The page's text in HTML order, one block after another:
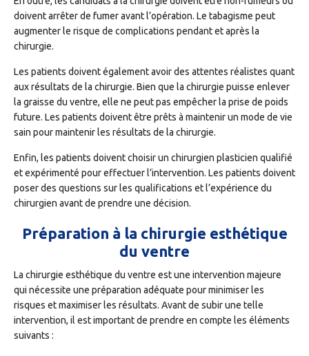
doivent arrêter de fumer avant l’opération. Le tabagisme peut
augmenter le risque de complications pendant et après la
chirurgie.
Les patients doivent également avoir des attentes réalistes quant
aux résultats de la chirurgie. Bien que la chirurgie puisse enlever
la graisse du ventre, elle ne peut pas empêcher la prise de poids
future. Les patients doivent être prêts à maintenir un mode de vie
sain pour maintenir les résultats de la chirurgie.
Enfin, les patients doivent choisir un chirurgien plasticien qualifié
et expérimenté pour effectuer l’intervention. Les patients doivent
poser des questions sur les qualifications et l’expérience du
chirurgien avant de prendre une décision.
Préparation à la chirurgie esthétique
du ventre
La chirurgie esthétique du ventre est une intervention majeure
qui nécessite une préparation adéquate pour minimiser les
risques et maximiser les résultats. Avant de subir une telle
intervention, il est important de prendre en compte les éléments
suivants :